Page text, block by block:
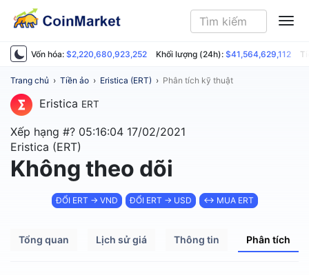
Vốn hóa: $2,220,680,923,252 Khối lượng (24h): $41,564,629,112
Trang chủ › Tiền ảo › Eristica (ERT) › Phân tích kỹ thuật
Eristica ERT
Xếp hạng #? 05:16:04 17/02/2021
Eristica (ERT)
Không theo dõi
ĐỔI ERT → VND ĐỔI ERT → USD ↔ MUA ERT
Tổng quan Lịch sử giá Thông tin Phân tích